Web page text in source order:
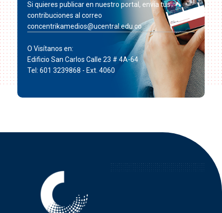
Si quieres publicar en nuestro portal, envía tus
contribuciones al correo
concentrikamedios@ucentral.edu.co
O Visítanos en:
Edificio San Carlos Calle 23 # 4A-64
Tel: 601 3239868 - Ext. 4060